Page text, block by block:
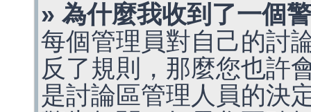
» 為什麼我收到了一個
每個管理員對自己的討
反了規則，那麼您也許
是討論區管理人員的決